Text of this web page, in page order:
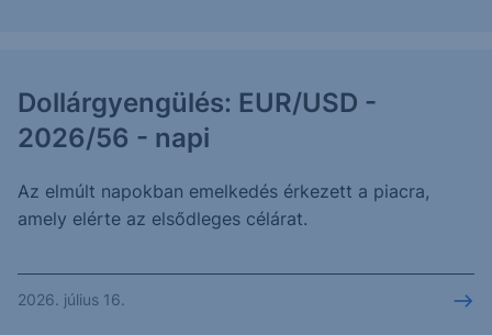
Dollárgyengülés: EUR/USD -
2026/56 - napi
Az elmúlt napokban emelkedés érkezett a piacra,
amely elérte az elsődleges célárat.
2026. július 16.